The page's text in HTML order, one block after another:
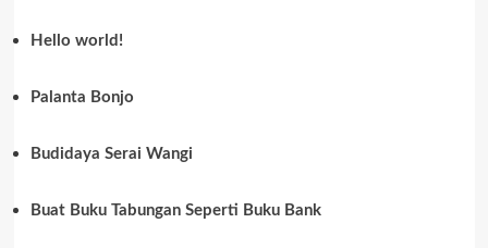
Hello world!
Palanta Bonjo
Budidaya Serai Wangi
Buat Buku Tabungan Seperti Buku Bank